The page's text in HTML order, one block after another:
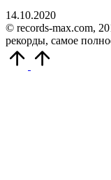
14.10.2020
© records-max.com,
рекорды, самое